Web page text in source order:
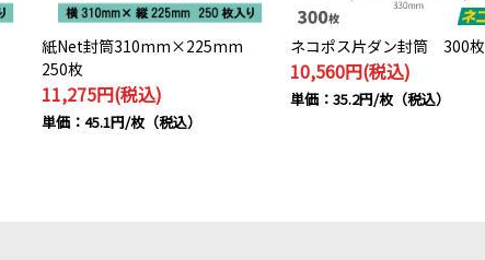
紙Net封筒310mm×225mm
250枚
11,275円(税込)
単価：45.1円/枚（税込）
ネコポス片ダン封筒 300枚
10,560円(税込)
単価：35.2円/枚（税込）